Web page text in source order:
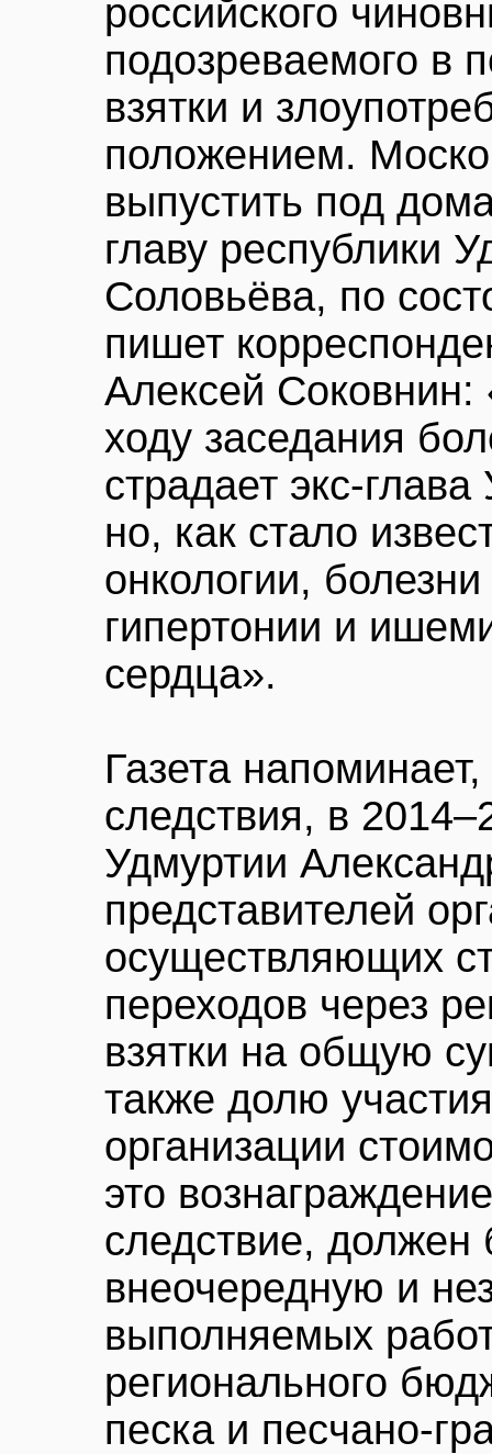
российского
подозреваемого в
взятки и
положением.
выпустить под
главу республики
Соловьёва, по
пишет
Алексей
ходу заседания
страдает экс-
но, как стало
онкологии,
гипертонии и
сердца».
Газета
следствия, в
Удмуртии
представителей
осуществляющих
переходов через
взятки на общую
также долю
организации
это
следствие, должен
внеочередную и
выполняемых
регионального
песка и песчано-